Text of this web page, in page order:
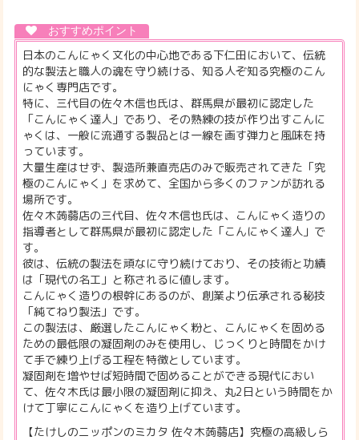
日本のこんにゃく文化の中心地である下仁田において、伝統
的な製法と職人の魂を守り続ける、知る人ぞ知る究極のこん
にゃく専門店です。
特に、三代目の佐々木信也氏は、群馬県が最初に認定した
「こんにゃく達人」であり、その熟練の技が作り出すこんに
ゃくは、一般に流通する製品とは一線を画す弾力と風味を持
っています。
大量生産はせず、製造所兼直売店のみで販売されてきた「究
極のこんにゃく」を求めて、全国から多くのファンが訪れる
場所です。
佐々木蒟蒻店の三代目、佐々木信也氏は、こんにゃく造りの
指導者として群馬県が最初に認定した「こんにゃく達人」で
す。
彼は、伝統の製法を頑なに守り続けており、その技術と功績
は「現代の名工」と称されるに値します。
こんにゃく造りの根幹にあるのが、創業より伝承される秘技
「純てねり製法」です。
この製法は、厳選したこんにゃく粉と、こんにゃくを固める
ための最低限の凝固剤のみを使用し、じっくりと時間をかけ
て手で練り上げる工程を特徴としています。
凝固剤を増やせば短時間で固めることができる現代におい
て、佐々木氏は最小限の凝固剤に抑え、丸2日という時間をか
けて丁寧にこんにゃくを造り上げています。
【たけしのニッポンのミカタ 佐々木蒟蒻店】究極の高級しら